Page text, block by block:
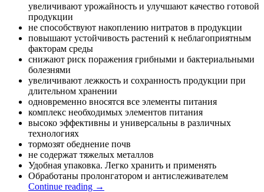
увеличивают урожайность и улучшают качество готовой
продукции
не способствуют накоплению нитратов в продукции
повышают устойчивость растений к неблагоприятным
факторам среды
снижают риск поражения грибными и бактериальными
болезнями
увеличивают лежкость и сохранность продукции при
длительном хранении
одновременно вносятся все элементы питания
комплекс необходимых элементов питания
высоко эффективны и универсальны в различных
технологиях
тормозят обеднение почв
не содержат тяжелых металлов
Удобная упаковка. Легко хранить и применять
Обработаны пролонгатором и антислеживателем
Continue reading →